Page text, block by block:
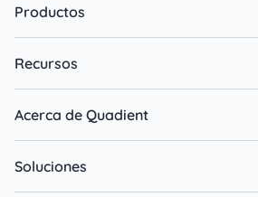
Productos
Recursos
Acerca de Quadient
Soluciones